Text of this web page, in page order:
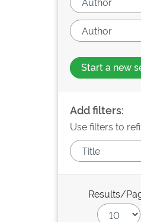
Start a new
Add filters:
Use filters to
Results/